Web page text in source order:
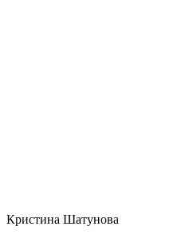
Кристина Шатунова